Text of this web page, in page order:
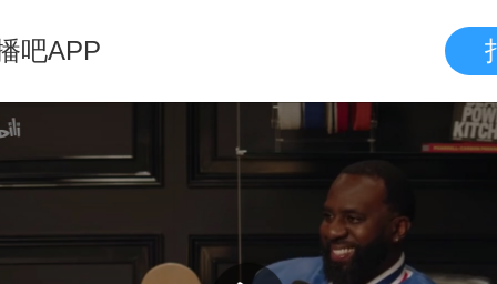
吧APP